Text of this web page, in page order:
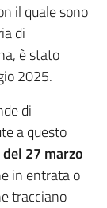
il quale sono
di
è stato
2025.
di
a questo
27 marzo
in entrata o
tracciano